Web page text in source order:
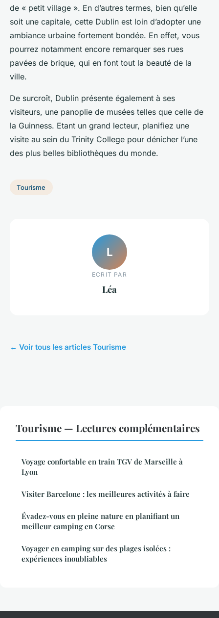
de « petit village ». En d’autres termes, bien qu’elle
soit une capitale, cette Dublin est loin d’adopter une
ambiance urbaine fortement bondée. En effet, vous
pourrez notamment encore remarquer ses rues
pavées de brique, qui en font tout la beauté de la
ville.
De surcroît, Dublin présente également à ses
visiteurs, une panoplie de musées telles que celle de
la Guinness. Etant un grand lecteur, planifiez une
visite au sein du Trinity College pour dénicher l’une
des plus belles bibliothèques du monde.
Tourisme
L
ECRIT PAR
Léa
← Voir tous les articles Tourisme
Tourisme — Lectures complémentaires
Voyage confortable en train TGV de Marseille à
Lyon
Visiter Barcelone : les meilleures activités à faire
Évadez-vous en pleine nature en planifiant un
meilleur camping en Corse
Voyager en camping sur des plages isolées :
expériences inoubliables